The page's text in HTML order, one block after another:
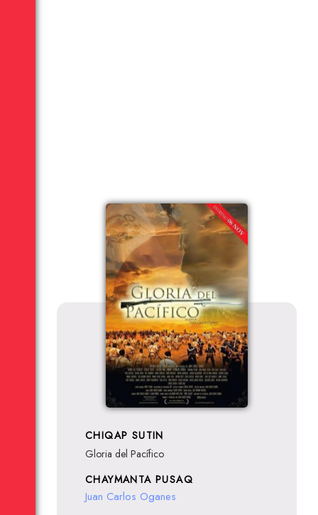
CHIQAP SUTIN
Gloria del Pacífico
CHAYMANTA PUSAQ
Juan Carlos Oganes